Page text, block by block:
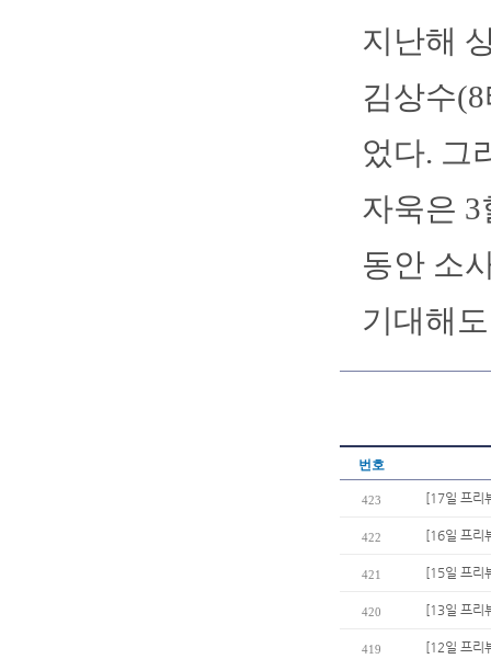
지난해
김상수
었다. 그
자욱은
동안 소
기대해
번호
423 [17일 프리
422 [16일 프리
421 [15일 프리
420 [13일 프리
419 [12일 프리